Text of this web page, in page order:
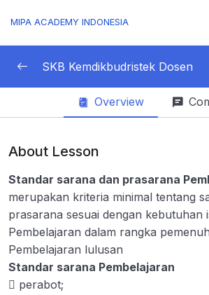
MIPA ACADEMY INDONESIA
Materi SKB CBT
Pengabdian Kepada Masyarakat
Jabatan Fungsional Akademik Dosen
Standar Nasional Pendidikan tinggi
Standar Nasional Pendidikan
SKB Kemdikbudristek Dosen
Overview
About Lesson
Standar sarana dan prasarana
merupakan kriteria minimal tentang
prasarana sesuai dengan kebutuhan
Pembelajaran dalam rangka
Pembelajaran lulusan
Standar sarana Pembelajaran
 perabot;